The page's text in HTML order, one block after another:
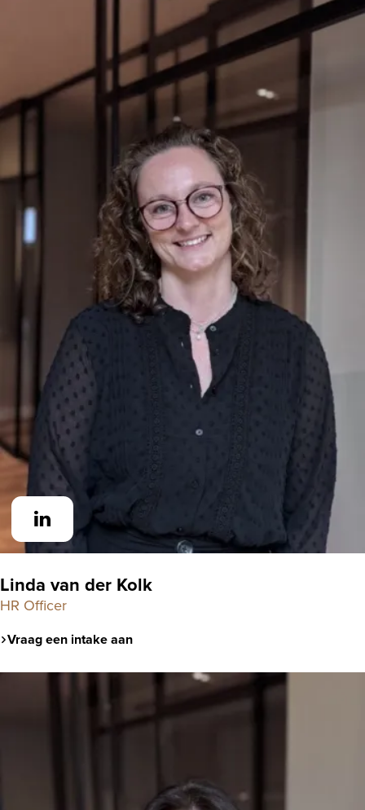
Linda van der Kolk
HR Officer
Vraag een intake aan